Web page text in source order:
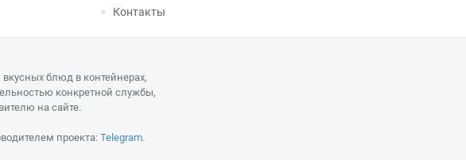
Контакты
блюд в контейнерах,
конкретной службы,
на сайте.
проекта:Telegram.